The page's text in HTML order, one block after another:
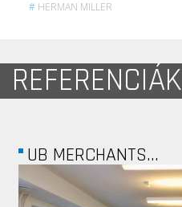
# HERMAN MILLER
REFERENCIÁK
LOUNGE EVENT